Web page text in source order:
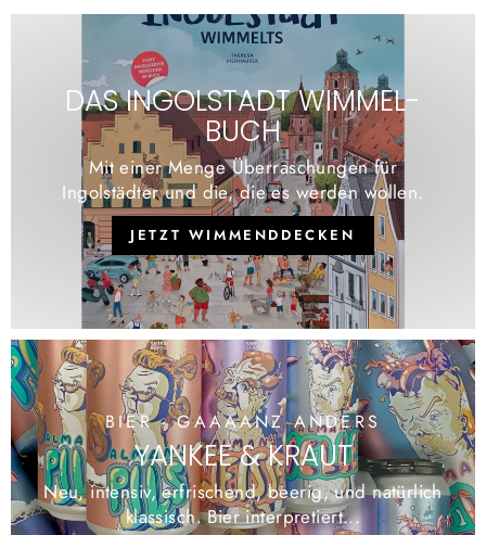
DAS INGOLSTADT WIMMEL-
BUCH
Mit einer Menge Überraschungen für
Ingolstädter und die, die es werden wollen.
JETZT WIMMENDDECKEN
BIER - GAAAANZ ANDERS
YANKEE & KRAUT
Neu, intensiv, erfrischend, beerig, und natürlich
klassisch. Bier interpretiert...